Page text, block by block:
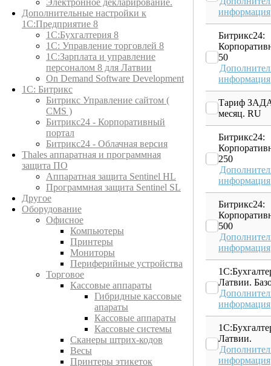
Электронное декларирование.
Дополнительные настройки к
1С:Предприятие 8
1С:Бухгалтерия 8
1C: Управление торговлей 8
1С:Зарплата и управление
персоналом 8 для Латвии
On Demand Software Development
1С: Битрикс
Битрикс Управление сайтом (
CMS )
Битрикс24 - Корпоративный
портал
Битрикс24 - Облачная версия
Thales аппаратная и программная
защита ПО
Аппаратная защита Sentinel HL
Программная защита Sentinel SL
Другое
Оборудование
Офисное
Компьютеры
Принтеры
Мониторы
Периферийные устройства
Торговое
Кассовые аппараты
Гибридные кассовые
апараты
Кассовые аппараты
Кассовые системы
Сканеры штрих-кодов
Весы
Принтеры этикеток
информация
Битрикс24:
50
информация
Тариф
месяц. RU
Битрикс24:
250
информация
Битрикс24:
500
информация
Латвии.
информация
Латвии.
информация